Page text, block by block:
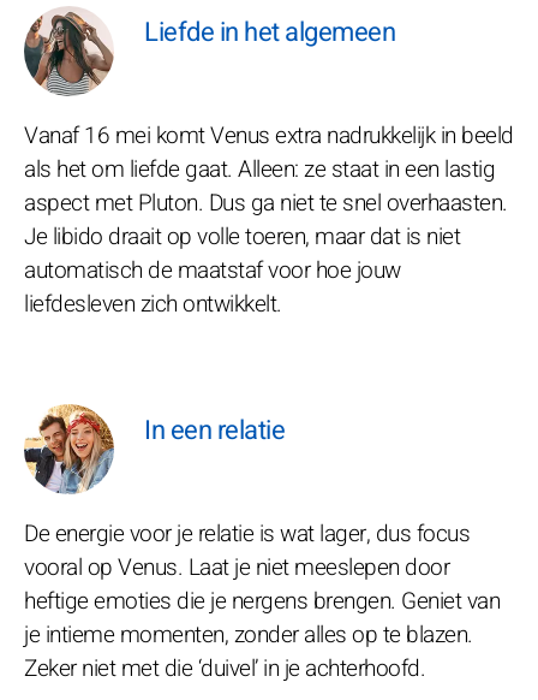
Liefde in het algemeen
Vanaf 16 mei komt Venus extra nadrukkelijk in beeld
als het om liefde gaat. Alleen: ze staat in een lastig
aspect met Pluton. Dus ga niet te snel overhaasten.
Je libido draait op volle toeren, maar dat is niet
automatisch de maatstaf voor hoe jouw
liefdesleven zich ontwikkelt.
In een relatie
De energie voor je relatie is wat lager, dus focus
vooral op Venus. Laat je niet meeslepen door
heftige emoties die je nergens brengen. Geniet van
je intieme momenten, zonder alles op te blazen.
Zeker niet met die ‘duivel’ in je achterhoofd.